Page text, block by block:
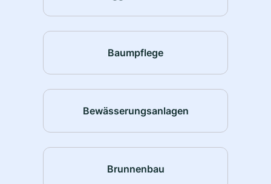
Baumpflege
Bewässerungsanlagen
Brunnenbau